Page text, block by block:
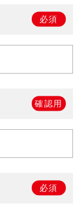
必須
確認用
必須